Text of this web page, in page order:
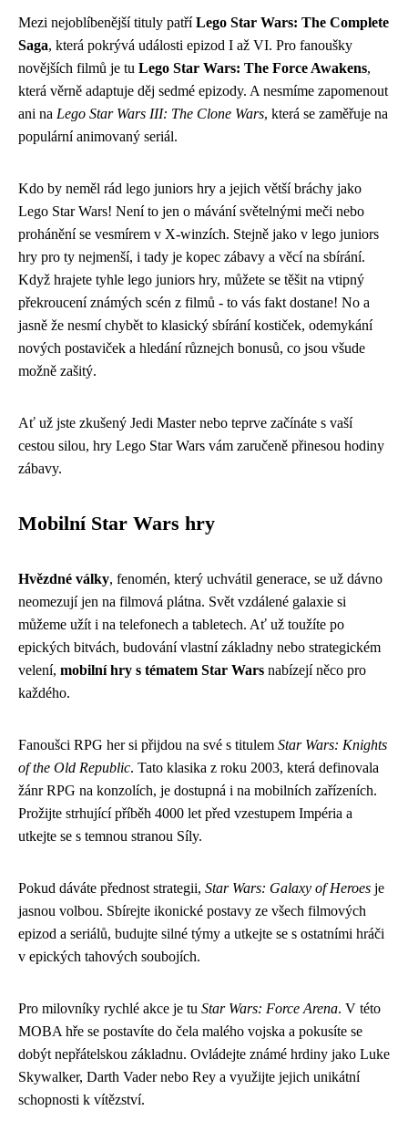
Mezi nejoblíbenější tituly patříLego Star Wars: The Complete
Saga, která pokrývá události epizod I až VI. Pro fanoušky
novějších filmů je tu Lego Star Wars: The Force Awakens,
která věrně adaptuje děj sedmé epizody. A nesmíme zapomenout
ani na Lego Star Wars III: The Clone Wars, která se zaměřuje na
populární animovaný seriál.
Kdo by neměl rád lego juniors hry a jejich větší bráchy jako
Lego Star Wars! Není to jen o mávání světelnými meči nebo
prohánění se vesmírem v X-winzích. Stejně jako v lego juniors
hry pro ty nejmenší, i tady je kopec zábavy a věcí na sbírání.
Když hrajete tyhle lego juniors hry, můžete se těšit na vtipný
překroucení známých scén z filmů - to vás fakt dostane! No a
jasně že nesmí chybět to klasický sbírání kostiček, odemykání
nových postaviček a hledání různejch bonusů, co jsou všude
možně zašitý.
Ať už jste zkušený Jedi Master nebo teprve začínáte s vaší
cestou silou, hry Lego Star Wars vám zaručeně přinesou hodiny
zábavy.
Mobilní Star Wars hry
Hvězdné války, fenomén, který uchvátil generace, se už dávno
neomezují jen na filmová plátna. Svět vzdálené galaxie si
můžeme užít i na telefonech a tabletech. Ať už toužíte po
epických bitvách, budování vlastní základny nebo strategickém
velení, mobilní hry s tématem Star Wars nabízejí něco pro
každého.
Fanoušci RPG her si přijdou na své s titulem Star Wars: Knights
of the Old Republic. Tato klasika z roku 2003, která definovala
žánr RPG na konzolích, je dostupná i na mobilních zařízeních.
Prožijte strhující příběh 4000 let před vzestupem Impéria a
utkejte se s temnou stranou Síly.
Pokud dáváte přednost strategii, Star Wars: Galaxy of Heroes je
jasnou volbou. Sbírejte ikonické postavy ze všech filmových
epizod a seriálů, budujte silné týmy a utkejte se s ostatními hráči
v epických tahových soubojích.
Pro milovníky rychlé akce je tu Star Wars: Force Arena. V této
MOBA hře se postavíte do čela malého vojska a pokusíte se
dobýt nepřátelskou základnu. Ovládejte známé hrdiny jako Luke
Skywalker, Darth Vader nebo Rey a využijte jejich unikátní
schopnosti k vítězství.